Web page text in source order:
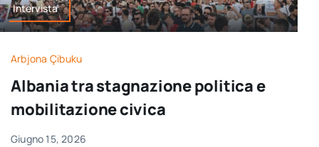
Intervista
Arbjona Çibuku
Albania tra stagnazione politica e
mobilitazione civica
Giugno 15, 2026